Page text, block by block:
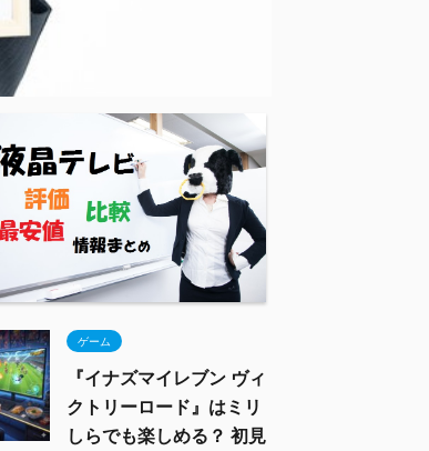
ゲーム
『イナズマイレブン ヴィ
クトリーロード』はミリ
しらでも楽しめる？ 初見